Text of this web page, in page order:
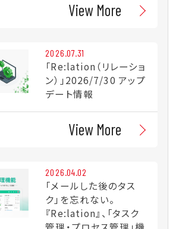
View More
2026.07.31
「Re:lation（リレーショ
ン）」2026/7/30 アップ
デート情報
View More
2026.04.02
「メールした後のタス
ク」を忘れない。
『Re:lation』、「タスク